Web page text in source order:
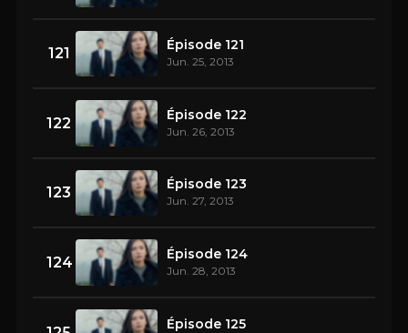
121 Épisode 121
Jun. 25, 2013
122 Épisode 122
Jun. 26, 2013
123 Épisode 123
Jun. 27, 2013
124 Épisode 124
Jun. 28, 2013
Épisode 125